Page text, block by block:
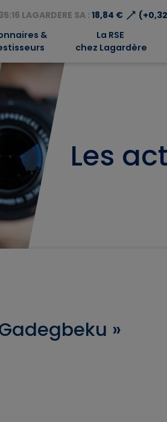
LAGARDERE SA : 18,84 €⟶
&
La RSE
chez Lagardère
Les
»